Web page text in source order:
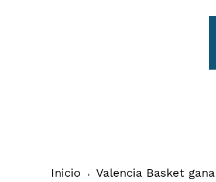
Inicio Valencia Basket